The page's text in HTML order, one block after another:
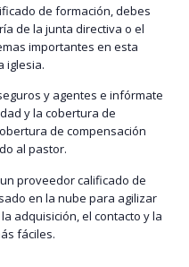
de formación, debes
de la junta directiva o el
importantes en esta
iglesia.
y agentes e infórmate
y la cobertura de
de compensación
al pastor.
proveedor calificado de
en la nube para agilizar
adquisición, el contacto y la
fáciles.